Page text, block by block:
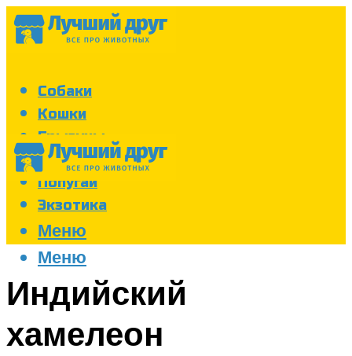
Собаки
Кошки
Грызуны
Аквариум
Попугаи
Экзотика
Меню
Меню
Индийский
хамелеон